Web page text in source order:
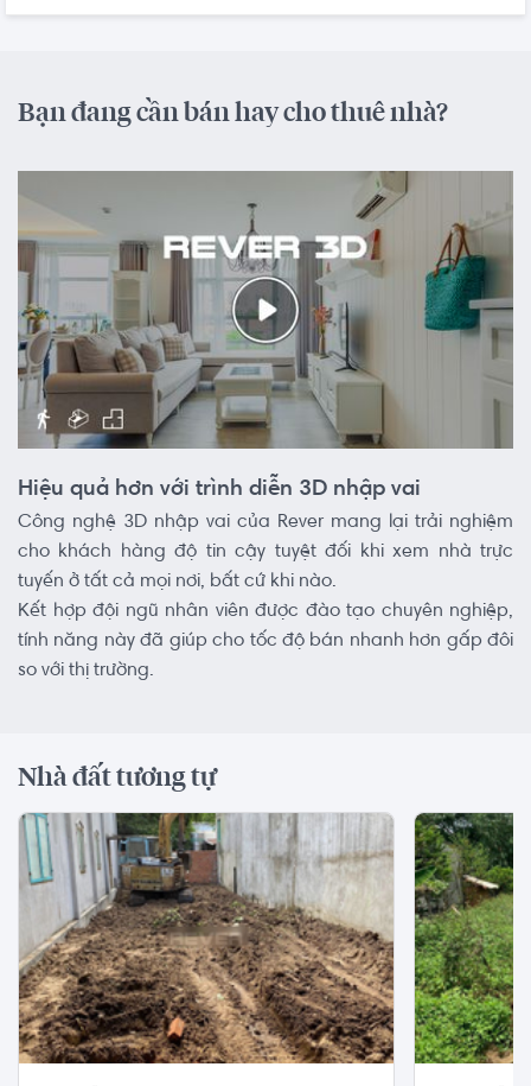
Bạn đang cần bán hay cho thuê nhà?
Hiệu quả hơn với trình diễn 3D nhập vai
Công nghệ 3D nhập vai của Rever mang lại trải nghiệm
cho khách hàng độ tin cậy tuyệt đối khi xem nhà trực
tuyến ở tất cả mọi nơi, bất cứ khi nào.
Kết hợp đội ngũ nhân viên được đào tạo chuyên nghiệp,
tính năng này đã giúp cho tốc độ bán nhanh hơn gấp đôi
so với thị trường.
Nhà đất tương tự